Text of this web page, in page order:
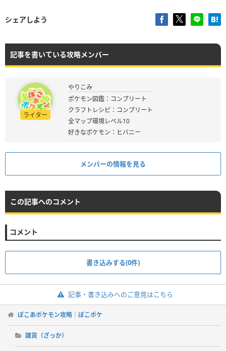
シェアしよう
記事を書いている攻略メンバー
ライター
やりこみ
ポケモン図鑑：コンプリート
クラフトレシピ：コンプリート
全マップ環境レベル10
好きなポケモン：ヒバニー
メンバーの情報を見る
この記事へのコメント
コメント
書き込みする(0件)
記事・書き込みへのご意見はこちら
ぽこあポケモン攻略｜ぽこポケ
雑貨（ざっか）